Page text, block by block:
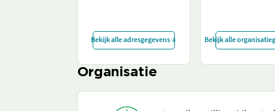
Bekijk alle adresgegevens Bekijk alle
Organisatie